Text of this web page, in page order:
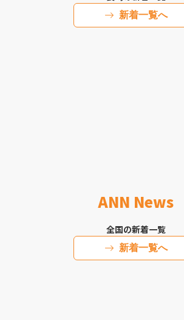
新着一覧へ
ANN News
全国の新着一覧
新着一覧へ